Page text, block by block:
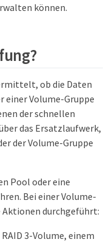
können.
ob die Daten
einer Volume-Gruppe
der schnellen
das Ersatzlaufwerk,
der Volume-Gruppe
Pool oder eine
Bei einer Volume-
Aktionen durchgeführt:
3-Volume, einem